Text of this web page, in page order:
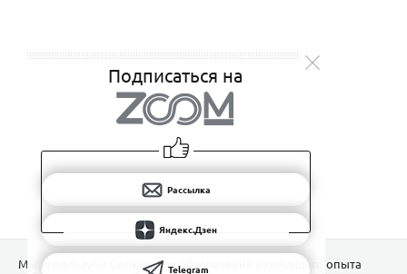
Подписаться на
Рассылка
Яндекс.Дзен
Telegram
Мы используем Сookies для обеспечения наилучшего опыта